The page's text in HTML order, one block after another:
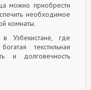
можно приобрести
необходимое
комнаты.
Узбекистане, где
текстильная
и долговечность